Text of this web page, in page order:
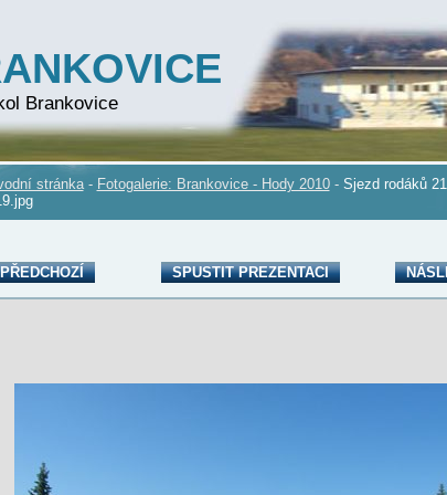
Brankovice
stránka - Fotogalerie: Brankovice - Hody 2010 - Sjezd rodáků
PŘEDCHOZÍ SPUSTIT PREZENTACI